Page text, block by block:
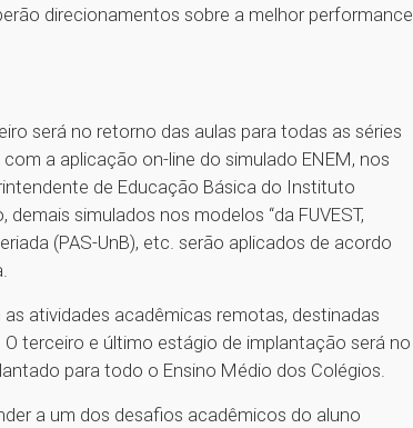
direcionamentos sobre a melhor performance
será no retorno das aulas para todas as séries
a aplicação on-line do simulado ENEM, nos
de Educação Básica do Instituto
simulados nos modelos “da FUVEST,
(PAS-UnB), etc. serão aplicados de acordo
atividades acadêmicas remotas, destinadas
terceiro e último estágio de implantação será no
para todo o Ensino Médio dos Colégios.
a um dos desafios acadêmicos do aluno